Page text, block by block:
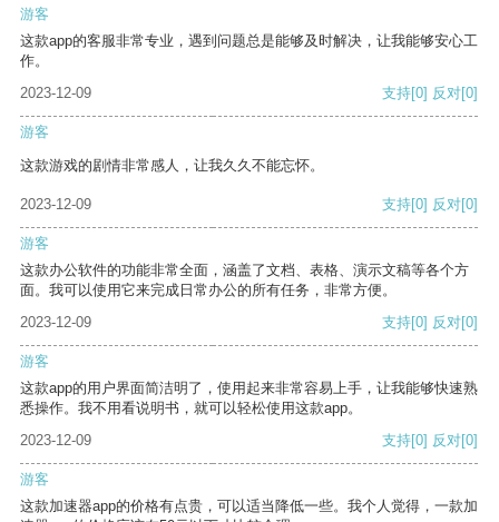
游客
这款app的客服非常专业，遇到问题总是能够及时解决，让我能够安心工
作。
2023-12-09
支持[0] 反对[0]
游客
这款游戏的剧情非常感人，让我久久不能忘怀。
2023-12-09 支持[0] 反对[0]
游客
这款办公软件的功能非常全面，涵盖了文档、表格、演示文稿等各个方
面。我可以使用它来完成日常办公的所有任务，非常方便。
2023-12-09
支持[0] 反对[0]
游客
这款app的用户界面简洁明了，使用起来非常容易上手，让我能够快速熟
悉操作。我不用看说明书，就可以轻松使用这款app。
2023-12-09
支持[0] 反对[0]
游客
这款加速器app的价格有点贵，可以适当降低一些。我个人觉得，一款加